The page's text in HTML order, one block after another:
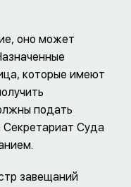
оно может
которые имеют
подать
Секретариат Суда
завещаний